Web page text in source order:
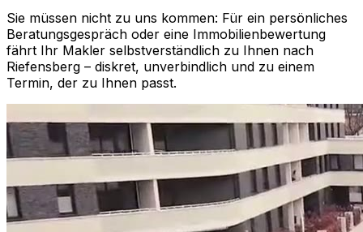
Sie müssen nicht zu uns kommen: Für ein persönliches
Beratungsgespräch oder eine Immobilienbewertung
fährt Ihr Makler selbstverständlich zu Ihnen nach
Riefensberg – diskret, unverbindlich und zu einem
Termin, der zu Ihnen passt.